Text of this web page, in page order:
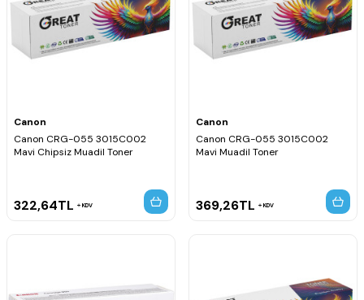
Canon
Canon CRG-055 3015C002
Mavi Chipsiz Muadil Toner
322,64TL KDV
Canon
Canon CRG-055 3015C002
Mavi Muadil Toner
369,26TL KDV